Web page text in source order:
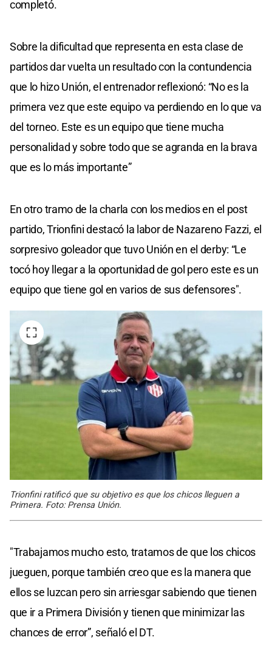
completó.
Sobre la dificultad que representa en esta clase de
partidos dar vuelta un resultado con la contundencia
que lo hizo Unión, el entrenador reflexionó: “No es la
primera vez que este equipo va perdiendo en lo que va
del torneo. Este es un equipo que tiene mucha
personalidad y sobre todo que se agranda en la brava
que es lo más importante”
En otro tramo de la charla con los medios en el post
partido, Trionfini destacó la labor de Nazareno Fazzi, el
sorpresivo goleador que tuvo Unión en el derby: “Le
tocó hoy llegar a la oportunidad de gol pero este es un
equipo que tiene gol en varios de sus defensores".
Trionfini ratificó que su objetivo es que los chicos lleguen a
Primera. Foto: Prensa Unión.
"Trabajamos mucho esto, tratamos de que los chicos
jueguen, porque también creo que es la manera que
ellos se luzcan pero sin arriesgar sabiendo que tienen
que ir a Primera División y tienen que minimizar las
chances de error”, señaló el DT.